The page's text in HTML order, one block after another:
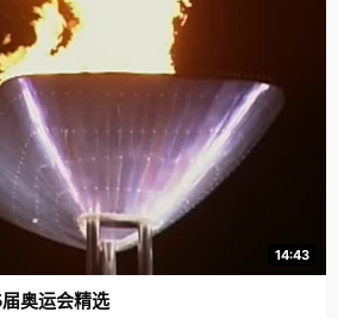
14:43
奥运会精选